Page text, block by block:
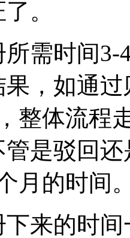
。
需时间
，如通
整体流程
是驳回
月的时间
来的时